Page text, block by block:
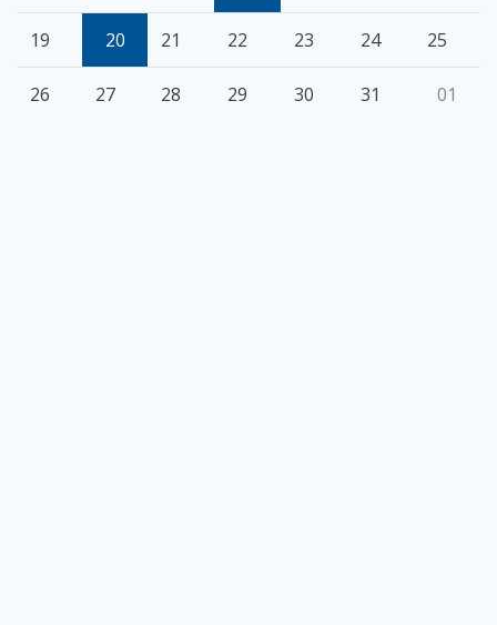
19 20 21 22 23 24 25
26 27 28 29 30 31 01